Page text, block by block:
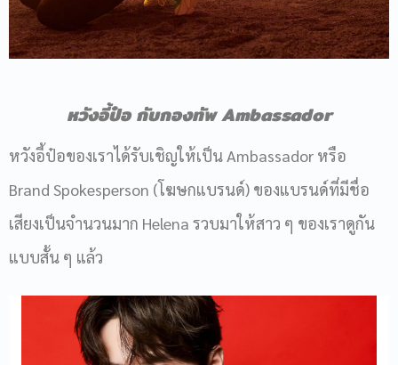
หวังอี้ป๋อกับกองทัพAmbassador
หวังอี้ป๋อของเราได้รับเชิญให้เป็น Ambassador หรือ
Brand Spokesperson (โฆษกแบรนด์) ของแบรนด์ที่มีชื่อ
เสียงเป็นจำนวนมาก Helena รวบมาให้สาว ๆ ของเราดูกัน
แบบสั้น ๆ แล้ว